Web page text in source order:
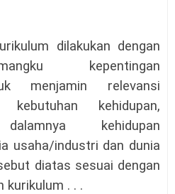
dilakukan dengan
kepentingan
menjamin relevansi
kebutuhan kehidupan,
kehidupan
usaha/industri dan dunia
diatas sesuai dengan
kurikulum . . .